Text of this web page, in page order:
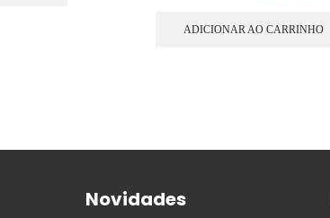
ADICIONAR AO CARRINHO
Novidades